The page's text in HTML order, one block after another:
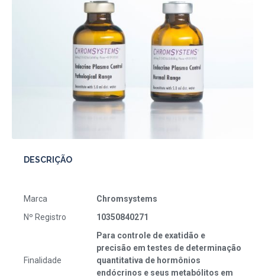
DESCRIÇÃO
Marca
Chromsystems
Nº Registro
10350840271
Finalidade
Para controle de exatidão e
precisão em testes de determinação
quantitativa de hormônios
endócrinos e seus metabólitos em